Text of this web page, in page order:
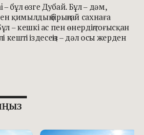
бұл өзге Дубай. Бұл – дәм,
қимылдың бірыңғай сахнаға
– кешкі ас пен өнердің тоғысқан
кешті іздесеңіз – дәл осы жерден